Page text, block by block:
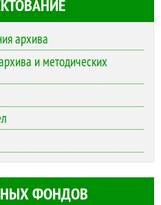
архива
и методических
ФОНДОВ